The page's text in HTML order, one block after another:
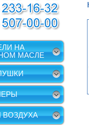
НА
МАСЛЕ